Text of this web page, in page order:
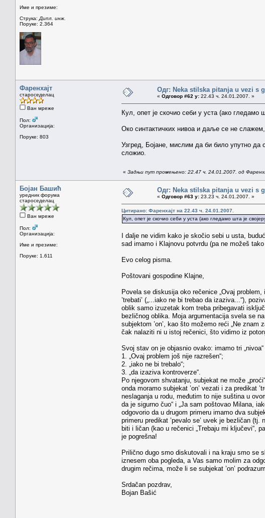
Име и презиме:
Струка: Дипл. инж.
Поруке: 2.364
Фаренхајт
староседелац
Ван мреже
Пол:
Организација:
Поруке: 803
Одг: Neka stilska pitanja u vezi s
« Одговор #62 у: 22.43 ч. 24.01.2007. »
Кул, опет је скочио себи у уста (ако
Око синтактичких нивоа и даље се не слажем,
Узгред, Бојане, мислим да би било упутно да
сложио.
« Задњи пут промењено: 22.47 ч. 24.01.2007. од
Бојан Башић
уредник форума
староседелац
Ван мреже
Пол:
Организација:
Име и презиме:
Поруке: 1.611
Одг: Neka stilska pitanja u vezi s
« Одговор #63 у: 23.23 ч. 24.01.2007. »
Цитирано: Фаренхајт на 22.43 ч. 24.01.2007.
Кул, опет је скочио себи у уста (ако гледамо шта је
I dalje ne vidim kako je skočio sebi u usta,
sad imamo i Klajnovu potvrdu (pa ne možeš
Evo celog pisma.
Poštovani gospodine Klajne,
Povela se diskusija oko rečenice „Ovaj
’trebati’ („...iako ne bi trebao da izaziva...“),
oblik samo izuzetak kom treba pribegavati
bezličnog oblika. Moja argumentacija svela se
subjektom ’on’, kao što možemo reći „Ne
čak nalaziti ni u istoj rečenici, što vidimo iz
Svoj stav on je objasnio ovako: imamo tri
1. „Ovaj problem još nije razrešen“;
2. „iako ne bi trebalo“;
3. „da izaziva kontroverze“.
Po njegovom shvatanju, subjekat ne može
onda moramo subjekat ’on’ vezati i za predikat
neslaganja u rodu, međutim to nije suština u
da je sigurno čuo“ i „Ja sam poštovao Milana,
odgovorio da u drugom primeru imamo dva
primeru predikat ’pevalo se’ uvek je bezličan
biti i ličan (kao u rečenici „Trebaju mi ključevi“,
je pogrešna!
Prilično dugo smo diskutovali i na kraju smo se
iznesem oba pogleda, a Vas samo molim za
drugim rečima, može li se subjekat ’on’
Srdačan pozdrav,
Bojan Bašić